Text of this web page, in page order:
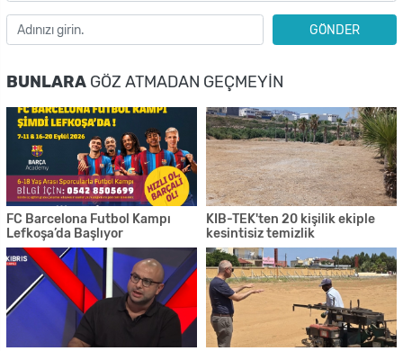
GÖNDER
BUNLARA GÖZ ATMADAN GEÇMEYIN
FC Barcelona Futbol Kampı
Lefkoşa’da Başlıyor
KIB-TEK'ten 20 kişilik ekiple
kesintisiz temizlik